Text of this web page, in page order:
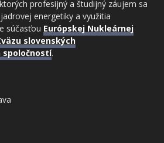
profesijný a študijný záujem sa
energetiky a využitia
súčasťou Európskej Nukleárnej
slovenských
spoločností.